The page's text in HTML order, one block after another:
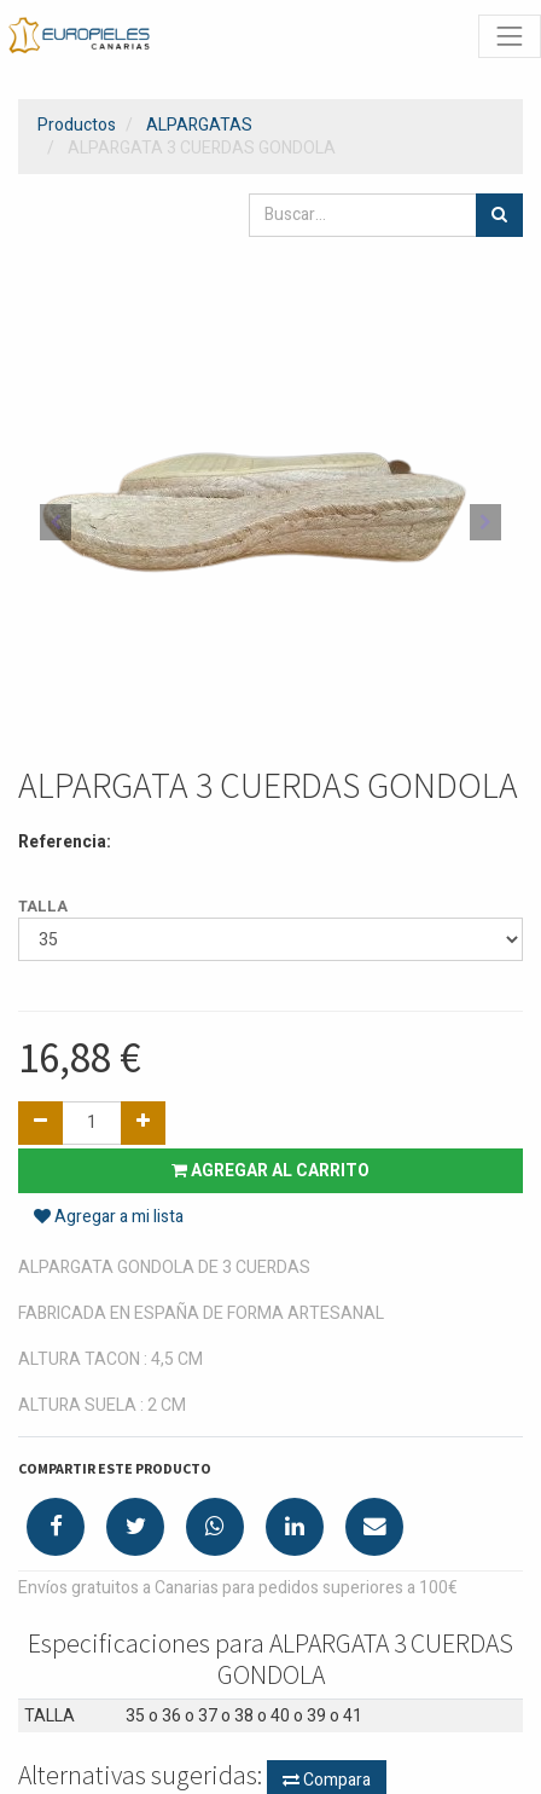
Productos
ALPARGATAS
ALPARGATA 3 CUERDAS GONDOLA
ALPARGATA 3 CUERDAS GONDOLA
Referencia:
TALLA
16,88 €
AGREGAR AL CARRITO
Agregar a mi lista
ALPARGATA GONDOLA DE 3 CUERDAS
FABRICADA EN ESPAÑA DE FORMA ARTESANAL
ALTURA TACON : 4,5 CM
ALTURA SUELA : 2 CM
COMPARTIR ESTE PRODUCTO
Envíos gratuitos a Canarias para pedidos superiores a 100€
Especificaciones para ALPARGATA 3 CUERDAS
GONDOLA
TALLA 35o36o37o38o40o39o41
Alternativas sugeridas: Compara